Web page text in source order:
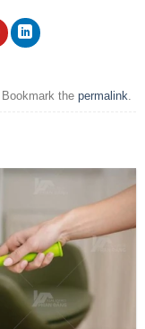
. Bookmark the permalink